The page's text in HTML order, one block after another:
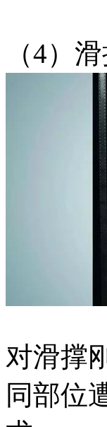
（4）
对滑撑
同部位